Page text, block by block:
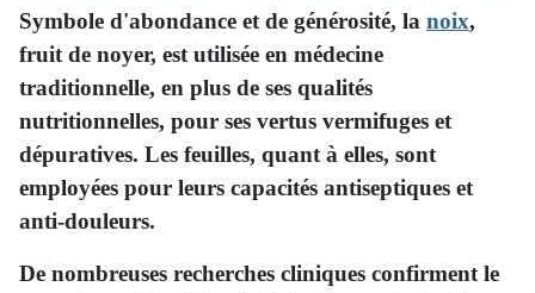
Symbole d'abondance et de générosité, la noix,
fruit de noyer, est utilisée en médecine
traditionnelle, en plus de ses qualités
nutritionnelles, pour ses vertus vermifuges et
dépuratives. Les feuilles, quant à elles, sont
employées pour leurs capacités antiseptiques et
anti-douleurs.
De nombreuses recherches cliniques confirment le